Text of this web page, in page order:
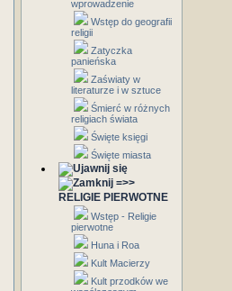
wprowadzenie
Wstęp do geografii
religii
Zatyczka
panieńska
Zaświaty w
literaturze i w sztuce
Śmierć w różnych
religiach świata
Święte księgi
Święte miasta
=>>
RELIGIE PIERWOTNE
Wstęp - Religie
pierwotne
Huna i Roa
Kult Macierzy
Kult przodków we